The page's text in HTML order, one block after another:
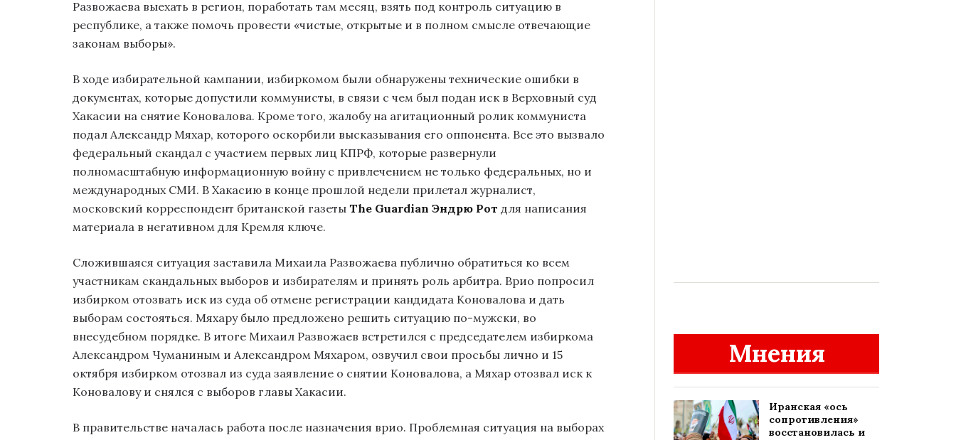
Развожаева выехать в регион, поработать там месяц, взять под контроль ситуацию в
республике, а также помочь провести «чистые, открытые и в полном смысле отвечающие
законам выборы».
В ходе избирательной кампании, избиркомом были обнаружены технические ошибки в
документах, которые допустили коммунисты, в связи с чем был подан иск в Верховный суд
Хакасии на снятие Коновалова. Кроме того, жалобу на агитационный ролик коммуниста
подал Александр Мяхар, которого оскорбили высказывания его оппонента. Все это вызвало
федеральный скандал с участием первых лиц КПРФ, которые развернули
полномасштабную информационную войну с привлечением не только федеральных, но и
международных СМИ. В Хакасию в конце прошлой недели прилетал журналист,
московский корреспондент британской газеты The Guardian Эндрю Рот для написания
материала в негативном для Кремля ключе.
Сложившаяся ситуация заставила Михаила Развожаева публично обратиться ко всем
участникам скандальных выборов и избирателям и принять роль арбитра. Врио попросил
избирком отозвать иск из суда об отмене регистрации кандидата Коновалова и дать
выборам состояться. Мяхару было предложено решить ситуацию по-мужски, во
внесудебном порядке. В итоге Михаил Развожаев встретился с председателем избиркома
Александром Чуманиным и Александром Мяхаром, озвучил свои просьбы лично и 15
октября избирком отозвал из суда заявление о снятии Коновалова, а Мяхар отозвал иск к
Коновалову и снялся с выборов главы Хакасии.
В правительстве началась работа после назначения врио. Проблемная ситуация на выборах
Мнения
Иранская «ось
сопротивления»
восстановилась и